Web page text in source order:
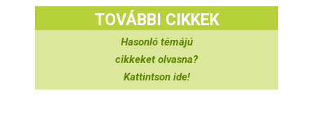
TOVÁBBI CIKKEK
Hasonló témájú
cikkeket olvasna?
Kattintson ide!